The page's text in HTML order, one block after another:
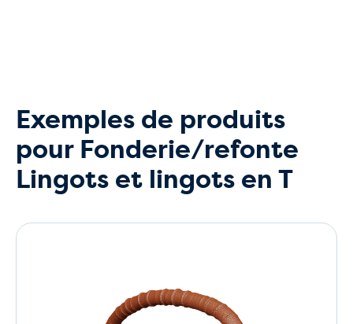
Exemples de produits
pour Fonderie/refonte
Lingots et lingots en T